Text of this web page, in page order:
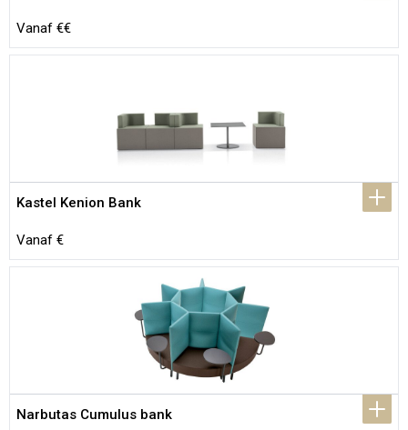
Vanaf €€
Kastel Kenion Bank
Vanaf €
Narbutas Cumulus bank